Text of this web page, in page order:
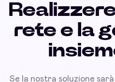
rete e la
Se la nostra soluzione